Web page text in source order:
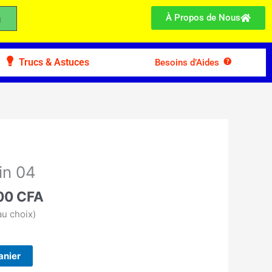
À Propos de Nous
Trucs & Astuces Besoins d’Aides
04
CFA.
CFA
choix)